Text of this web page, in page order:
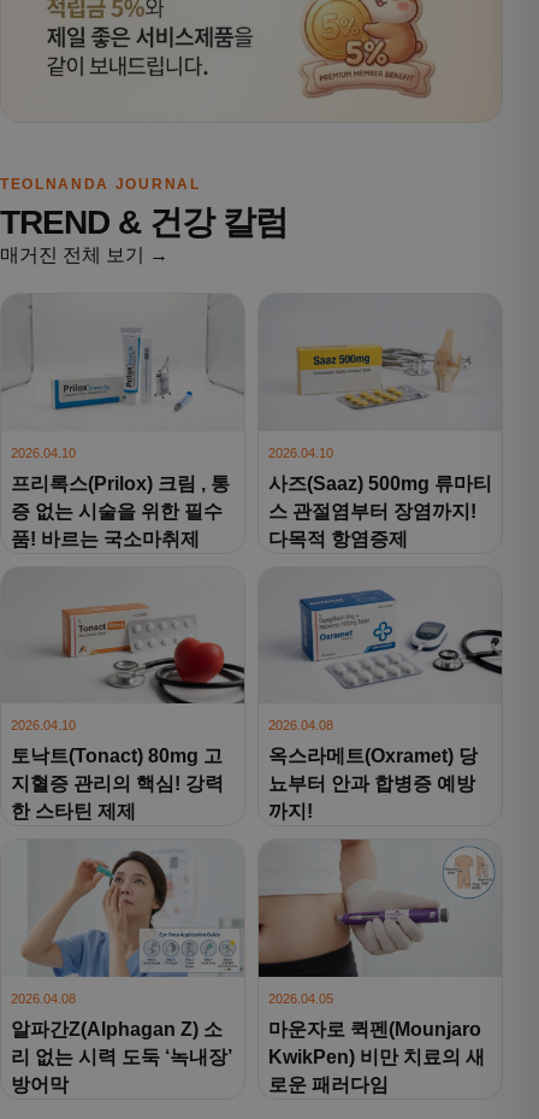
TEOLNANDA JOURNAL
TREND & 건강 칼럼
매거진 전체 보기 →
2026.04.10
프리록스(Prilox) 크림 , 통
증 없는 시술을 위한 필수
품! 바르는 국소마취제
2026.04.10
사즈(Saaz) 500mg 류마티
스 관절염부터 장염까지!
다목적 항염증제
2026.04.10
토낙트(Tonact) 80mg 고
지혈증 관리의 핵심! 강력
한 스타틴 제제
2026.04.08
옥스라메트(Oxramet) 당
뇨부터 안과 합병증 예방
까지!
2026.04.08
알파간Z(Alphagan Z) 소
리 없는 시력 도둑 ‘녹내장’
방어막
2026.04.05
마운자로 퀵펜(Mounjaro
KwikPen) 비만 치료의 새
로운 패러다임